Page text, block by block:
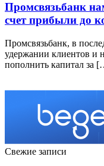
Промсвязьбанк
счет прибыли до
Промсвязьбанк, в
удержании клиентов и
пополнить капитал за
Свежие записи